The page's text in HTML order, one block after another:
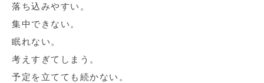
落ち込みやすい。
集中できない。
眠れない。
考えすぎてしまう。
予定を立てても続かない。